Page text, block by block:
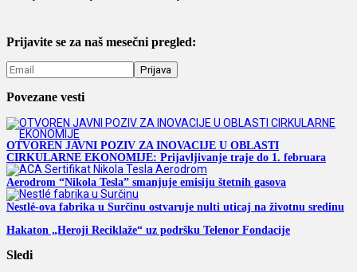
Prijavite se za naš mesečni pregled:
Povezane vesti
OTVOREN JAVNI POZIV ZA INOVACIJE U OBLASTI
CIRKULARNE EKONOMIJE: Prijavljivanje traje do 1. februara
Aerodrom “Nikola Tesla” smanjuje emisiju štetnih gasova
Nestlé-ova fabrika u Surčinu ostvaruje nulti uticaj na životnu sredinu
Hakaton „Heroji Reciklaže“ uz podršku Telenor Fondacije
Sledi